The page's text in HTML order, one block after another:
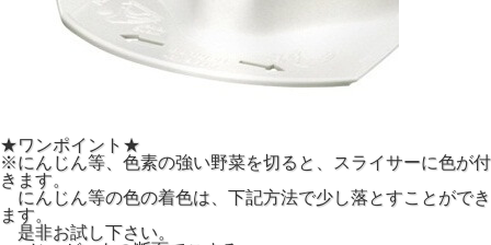
★ワンポイント★
※にんじん等、色素の強い野菜を切ると、スライサーに色が付
きます。
にんじん等の色の着色は、下記方法で少し落とすことができ
ます。
是非お試し下さい。